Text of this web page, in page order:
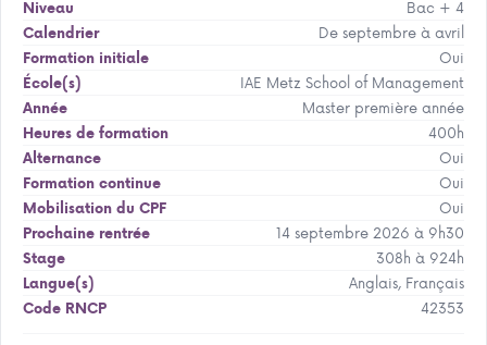
Niveau
Bac + 4
Calendrier
De septembre à avril
Formation initiale
Oui
École(s)
IAE Metz School of Management
Année
Master première année
Heures de formation
400h
Alternance
Oui
Formation continue
Oui
Mobilisation du CPF
Oui
Prochaine rentrée
14 septembre 2026 à 9h30
Stage
308h à 924h
Langue(s)
Anglais, Français
Code RNCP
42353